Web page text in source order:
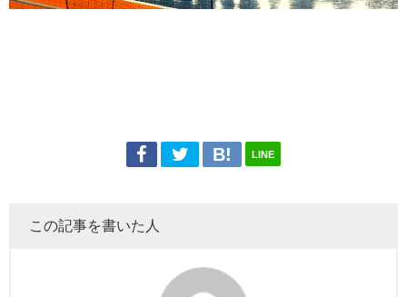
LINE
この記事を書いた人